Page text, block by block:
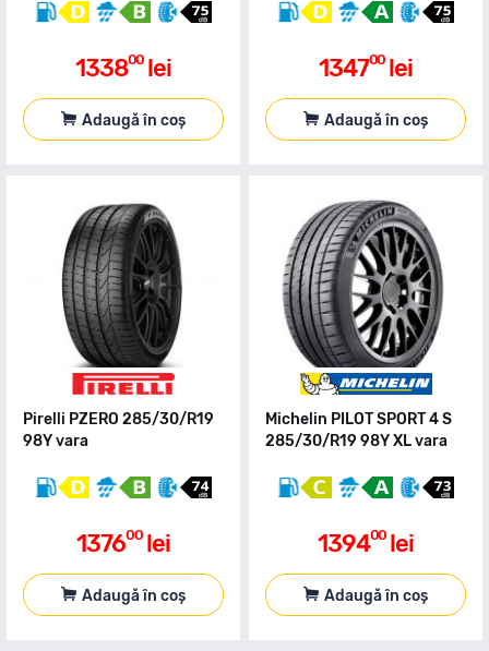
133800 lei
Adaugă în coș
134700 lei
Adaugă în coș
Pirelli PZERO 285/30/R19
98Y vara
137600 lei
Adaugă în coș
Michelin PILOT SPORT 4 S
285/30/R19 98Y XL vara
139400 lei
Adaugă în coș